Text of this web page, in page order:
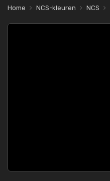
Home NCS-kleuren NCS